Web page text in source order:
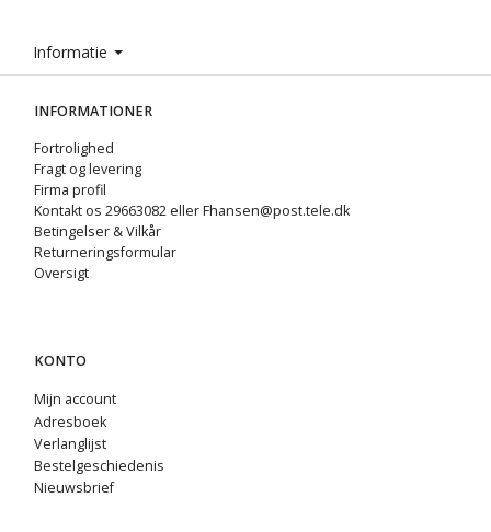
Informatie
INFORMATIONER
Fortrolighed
Fragt og levering
Firma profil
Kontakt os 29663082 eller Fhansen@post.tele.dk
Betingelser & Vilkår
Returneringsformular
Oversigt
KONTO
Mijn account
Adresboek
Verlanglijst
Bestelgeschiedenis
Nieuwsbrief